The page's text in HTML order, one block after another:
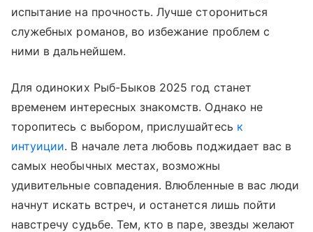
испытание на прочность. Лучше сторониться
служебных романов, во избежание проблем с
ними в дальнейшем.
Для одиноких Рыб-Быков 2025 год станет
временем интересных знакомств. Однако не
торопитесь с выбором, прислушайтесь к
интуиции. В начале лета любовь поджидает вас в
самых необычных местах, возможны
удивительные совпадения. Влюбленные в вас люди
начнут искать встреч, и останется лишь пойти
навстречу судьбе. Тем, кто в паре, звезды желают